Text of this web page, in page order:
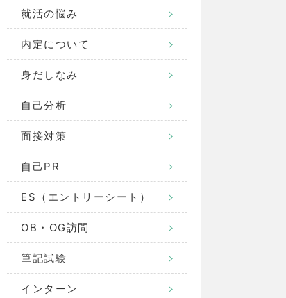
就活の悩み
内定について
身だしなみ
自己分析
面接対策
自己PR
ES（エントリーシート）
OB・OG訪問
筆記試験
インターン